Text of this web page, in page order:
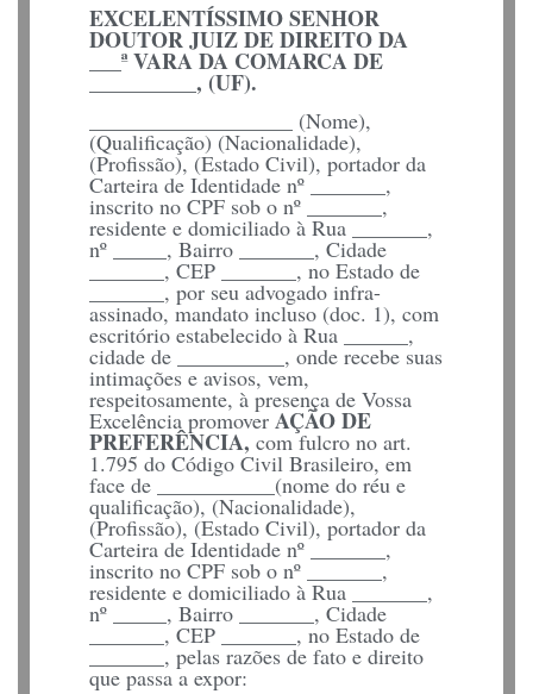
EXCELENTÍSSIMO SENHOR
DOUTOR JUIZ DE DIREITO DA
___ª VARA DA COMARCA DE
__________, (UF).
___________________ (Nome),
(Qualificação) (Nacionalidade),
(Profissão), (Estado Civil), portador da
Carteira de Identidade nº _______,
inscrito no CPF sob o nº _______,
residente e domiciliado à Rua _______,
nº _____, Bairro _______, Cidade
_______, CEP _______, no Estado de
_______, por seu advogado infra-
assinado, mandato incluso (doc. 1), com
escritório estabelecido à Rua ______,
cidade de __________, onde recebe suas
intimações e avisos, vem,
respeitosamente, à presença de Vossa
Excelência promover AÇÃO DE
PREFERÊNCIA, com fulcro no art.
1.795 do Código Civil Brasileiro, em
face de ___________(nome do réu e
qualificação), (Nacionalidade),
(Profissão), (Estado Civil), portador da
Carteira de Identidade nº _______,
inscrito no CPF sob o nº _______,
residente e domiciliado à Rua _______,
nº _____, Bairro _______, Cidade
_______, CEP _______, no Estado de
_______, pelas razões de fato e direito
que passa a expor: